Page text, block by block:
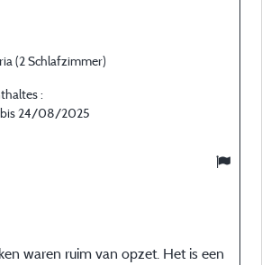
(2 Schlafzimmer)
:
24/08/2025
waren ruim van opzet. Het is een